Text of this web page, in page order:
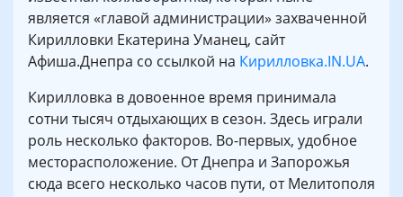
является «главой администрации» захваченной
Кирилловки Екатерина Уманец, сайт
Афиша.Днепра со ссылкой на Кирилловка.IN.UA.
Кирилловка в довоенное время принимала
сотни тысяч отдыхающих в сезон. Здесь играли
роль несколько факторов. Во-первых, удобное
месторасположение. От Днепра и Запорожья
сюда всего несколько часов пути, от Мелитополя